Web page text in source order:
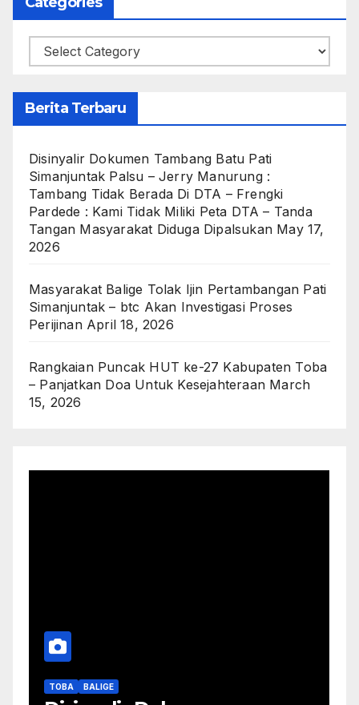
Categories
Berita Terbaru
Disinyalir Dokumen Tambang Batu Pati
Simanjuntak Palsu – Jerry Manurung :
Tambang Tidak Berada Di DTA – Frengki
Pardede : Kami Tidak Miliki Peta DTA – Tanda
Tangan Masyarakat Diduga Dipalsukan May 17,
2026
Masyarakat Balige Tolak Ijin Pertambangan Pati
Simanjuntak – btc Akan Investigasi Proses
Perijinan April 18, 2026
Rangkaian Puncak HUT ke-27 Kabupaten Toba
– Panjatkan Doa Untuk Kesejahteraan March
15, 2026
TOBA BALIGE